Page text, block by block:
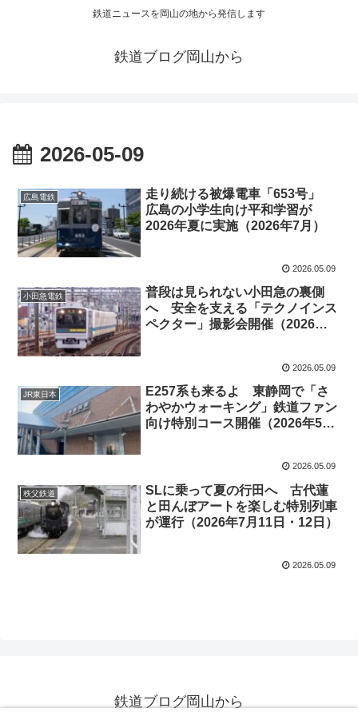
鉄道ニュースを岡山の地から発信します
鉄道ブログ岡山から
2026-05-09
広島電鉄
走り続ける被爆電車「653号」
広島の小学生向け平和学習が
2026年夏に実施（2026年7月）
2026.05.09
小田急電鉄
普段は見られない小田急の裏側
へ 安全を支える「テクノインス
ペクター」撮影会開催（2026年6
2026.05.09
JR東日本
E257系も来るよ 東静岡で「さ
わやかウォーキング」鉄道ファン
向け特別コース開催（2026年5月
2026.05.09
秩父鉄道
SLに乗って夏の行田へ 古代蓮
と田んぼアートを楽しむ特別列車
が運行（2026年7月11日・12日）
2026.05.09
鉄道ブログ岡山から